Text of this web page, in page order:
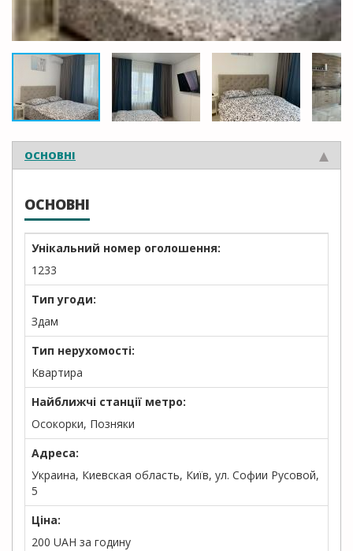
ОСНОВНІ
ОСНОВНІ
Унікальний номер оголошення:
1233
Тип угоди:
Здам
Тип нерухомості:
Квартира
Найближчі станції метро:
Осокорки, Позняки
Адреса:
Украина, Киевская область, Київ, ул. Софии Русовой,
5
Ціна:
200 UAH за годину